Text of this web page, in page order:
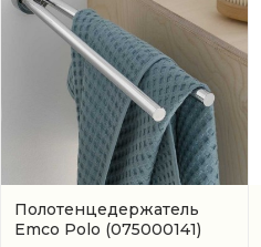
Полотенцедержатель
Emco Polo (075000141)